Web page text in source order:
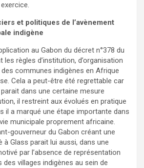
et politiques de l’avènement
indigène
au Gabon du décret n°378 du
les règles d’institution, d’organisation
communes indigènes en Afrique
Cela a peut-être été regrettable car
dans une certaine mesure
il restreint aux évolués en pratique
il a marqué une étape importante dans
vie municipale proprement africaine.
gouverneur du Gabon créant une
Glass parait lui aussi, dans une
par l’absence de représentation
villages indigènes au sein de